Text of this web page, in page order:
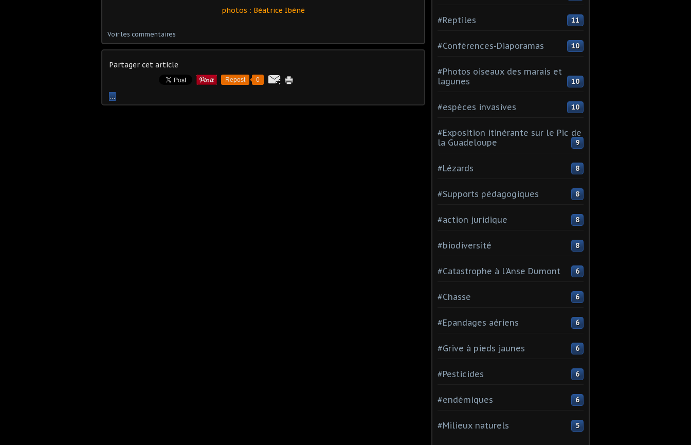
photos : Béatrice Ibéné
Voir les commentaires
Partager cet article
Repost 0
…
#Reptiles 11
#Conférences-Diaporamas 10
#Photos oiseaux des marais et
lagunes
10
#espèces invasives 10
#Exposition itinérante sur le Pic de
la Guadeloupe
9
#Lézards 8
#Supports pédagogiques 8
#action juridique 8
#biodiversité 8
#Catastrophe à l'Anse Dumont 6
#Chasse 6
#Epandages aériens 6
#Grive à pieds jaunes 6
#Pesticides 6
#endémiques 6
#Milieux naturels 5